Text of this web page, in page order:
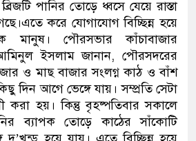
পানির তোড়ে ধ্বসে যেয়ে রাস্তা
করে যোগাযোগ বিচ্ছিন্ন হয়ে
মানুষ। পৌরসভার কাঁচাবাজার
ইসলাম জানান, পৌরসদরের
ও মাছ বাজার সংলগ্ন কাঠ ও বাঁশ
দিন আগে ভেঙ্গে যায়। সম্প্রতি সেটা
করা হয়। কিন্তু বৃহষ্পতিবার সকালে
ব্যাপক তোড়ে কাঠের সাঁকোটি